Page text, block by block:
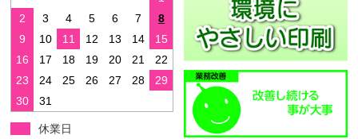
2
3 4 5 6 7
8
9
10 11 12 13 14
15
16
17 18 19 20 21
22
23
24 25 26 27 28
29
30
31
休業日